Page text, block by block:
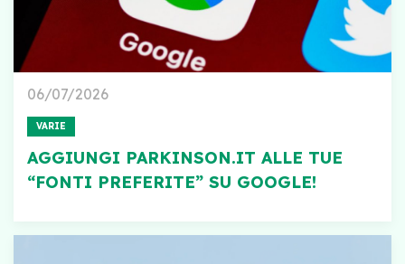
06/07/2026
VARIE
AGGIUNGI PARKINSON.IT ALLE TUE
“FONTI PREFERITE” SU GOOGLE!